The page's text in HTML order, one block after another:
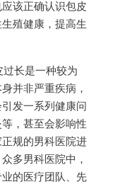
该正确认识包皮
殖健康，提高生
长是一种较为
并非严重疾病，
发一系列健康问
，甚至会影响性
规的男科医院进
多男科医院中，
的医疗团队、先